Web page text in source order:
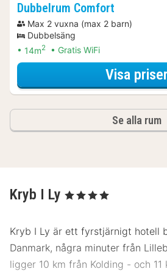
Dubbelrum Comfort
Max 2 vuxna (max 2 barn)
Dubbelsäng
14m2 Gratis WiFi
Visa priser
Se alla rum
Kryb I Ly , 4 Stjärnor
Kryb I Ly är ett fyrstjärnigt hotell
Danmark, några minuter från
ligger 10 km från Kolding - och 11